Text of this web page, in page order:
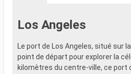
Los Angeles
Le port de Los Angeles, situé sur
point de départ pour explorer la
kilomètres du centre-ville, ce port